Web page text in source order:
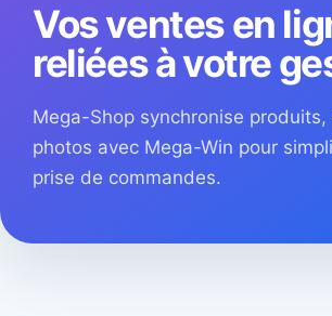
Vos ventes en
reliées à votre
Mega-Shop synchronise
photos avec Mega-Win pour
prise de commandes.